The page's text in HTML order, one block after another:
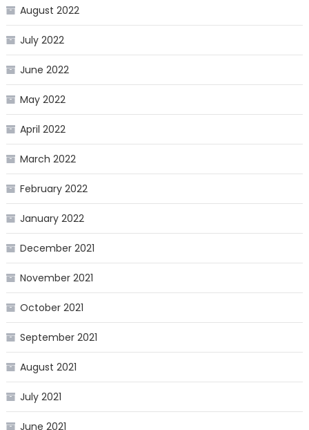
August 2022
July 2022
June 2022
May 2022
April 2022
March 2022
February 2022
January 2022
December 2021
November 2021
October 2021
September 2021
August 2021
July 2021
June 2021